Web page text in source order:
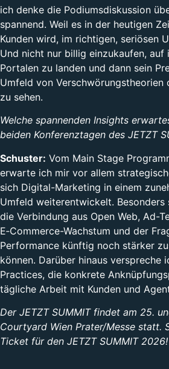
ich denke die Podiumsdiskussion
spannend. Weil es in der heutigen
Kunden wird, im richtigen, seriösen
Und nicht nur billig einzukaufen, auf
Portalen zu landen und dann sein
Umfeld von Verschwörungstheorien
zu sehen.
Welche spannenden Insights
beiden Konferenztagen des JETZT
Schuster: Vom Main Stage
erwarte ich mir vor allem
sich Digital-Marketing in einem
Umfeld weiterentwickelt. Besonders
die Verbindung aus Open Web, Ad-
E‑Commerce-Wachstum und der
Performance künftig noch stärker
können. Darüber hinaus verspreche
Practices, die konkrete
tägliche Arbeit mit Kunden und
Der JETZT SUMMIT findet am 25.
Courtyard Wien Prater/Messe statt.
Ticket für den JETZT SUMMIT 2026!